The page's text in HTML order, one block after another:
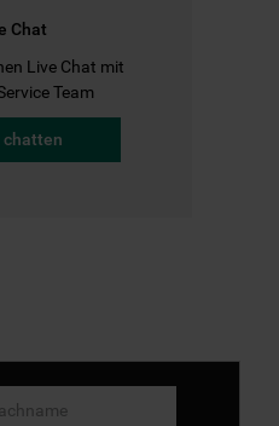
Chat
Live Chat mit
Team